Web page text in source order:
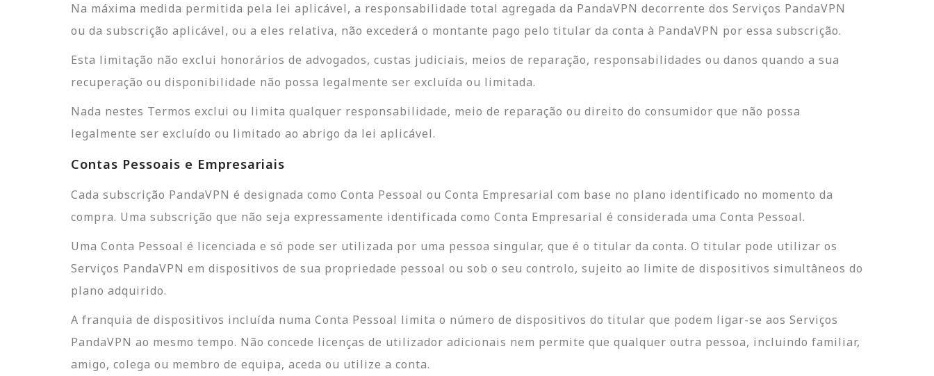
Na máxima medida permitida pela lei aplicável, a responsabilidade total agregada da PandaVPN decorrente dos Serviços PandaVPN
ou da subscrição aplicável, ou a eles relativa, não excederá o montante pago pelo titular da conta à PandaVPN por essa subscrição.
Esta limitação não exclui honorários de advogados, custas judiciais, meios de reparação, responsabilidades ou danos quando a sua
recuperação ou disponibilidade não possa legalmente ser excluída ou limitada.
Nada nestes Termos exclui ou limita qualquer responsabilidade, meio de reparação ou direito do consumidor que não possa
legalmente ser excluído ou limitado ao abrigo da lei aplicável.
Contas Pessoais e Empresariais
Cada subscrição PandaVPN é designada como Conta Pessoal ou Conta Empresarial com base no plano identificado no momento da
compra. Uma subscrição que não seja expressamente identificada como Conta Empresarial é considerada uma Conta Pessoal.
Uma Conta Pessoal é licenciada e só pode ser utilizada por uma pessoa singular, que é o titular da conta. O titular pode utilizar os
Serviços PandaVPN em dispositivos de sua propriedade pessoal ou sob o seu controlo, sujeito ao limite de dispositivos simultâneos do
plano adquirido.
A franquia de dispositivos incluída numa Conta Pessoal limita o número de dispositivos do titular que podem ligar-se aos Serviços
PandaVPN ao mesmo tempo. Não concede licenças de utilizador adicionais nem permite que qualquer outra pessoa, incluindo familiar,
amigo, colega ou membro de equipa, aceda ou utilize a conta.